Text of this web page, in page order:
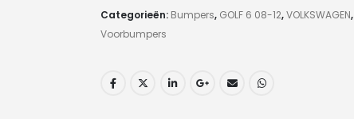
Categorieën: Bumpers, GOLF 6 08-12,VOLKSWAGEN,
Voorbumpers